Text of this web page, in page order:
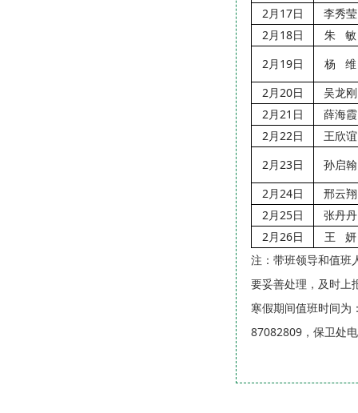
2月17日
李秀莹
2月18日
朱 敏
2月19日
杨 维
2月20日
吴龙刚
2月21日
薛海霞
2月22日
王欣谊
2月23日
孙启翰
2月24日
邢云翔
2月25日
张丹丹
2月26日
王 妍
注：带班领导和值班
要妥善处理，及时上
寒假期间值班时间为
87082809，保卫处